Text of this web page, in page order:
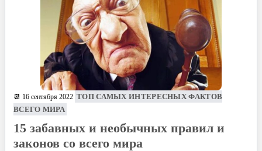
📆 16 сентября 2022 ТОП САМЫХ ИНТЕРЕСНЫХ ФАКТОВ
ВСЕГО МИРА
15 забавных и необычных правил и
законов со всего мира